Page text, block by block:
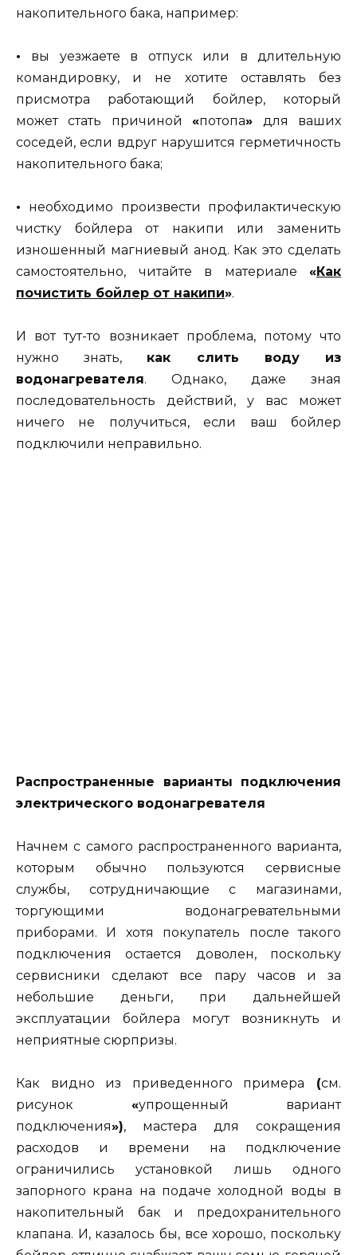
накопительного бака, например:
• вы уезжаете в отпуск или в длительную
командировку, и не хотите оставлять без
присмотра работающий бойлер, который
может стать причиной«потопа» для ваших
соседей, если вдруг нарушится герметичность
накопительного бака;
• необходимо произвести профилактическую
чистку бойлера от накипи или заменить
изношенный магниевый анод. Как это сделать
самостоятельно, читайте в материале «Как
почистить бойлер от накипи».
И вот тут-то возникает проблема, потому что
нужно знать, как слить воду из
водонагревателя. Однако, даже зная
последовательность действий, у вас может
ничего не получиться, если ваш бойлер
подключили неправильно.
Распространенные варианты подключения
электрического водонагревателя
Начнем с самого распространенного варианта,
которым обычно пользуются сервисные
службы, сотрудничающие с магазинами,
торгующими водонагревательными
приборами. И хотя покупатель после такого
подключения остается доволен, поскольку
сервисники сделают все пару часов и за
небольшие деньги, при дальнейшей
эксплуатации бойлера могут возникнуть и
неприятные сюрпризы.
Как видно из приведенного примера (см.
рисунок «упрощенный вариант
подключения»), мастера для сокращения
расходов и времени на подключение
ограничились установкой лишь одного
запорного крана на подаче холодной воды в
накопительный бак и предохранительного
клапана. И, казалось бы, все хорошо, поскольку